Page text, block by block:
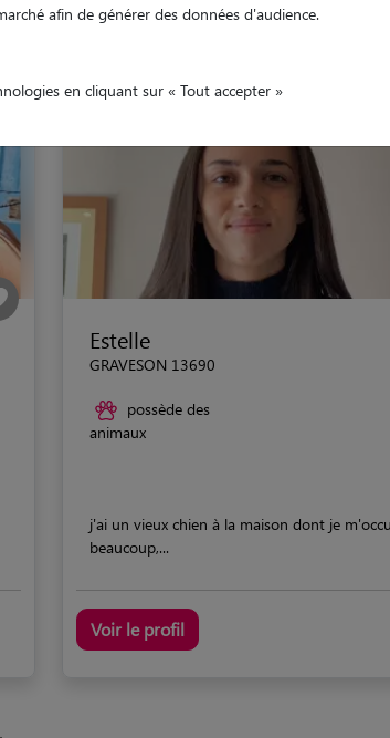
Nos cat sitters à
Estelle
GRAVESON 13690
possède des
animaux
j'ai un vieux chien à la maison dont je
beaucoup,...
Voir le profil
afin de générer des données d'audience.
en cliquant sur « Tout accepter »